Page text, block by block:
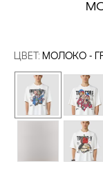
ЦВЕТ: МОЛОКО -